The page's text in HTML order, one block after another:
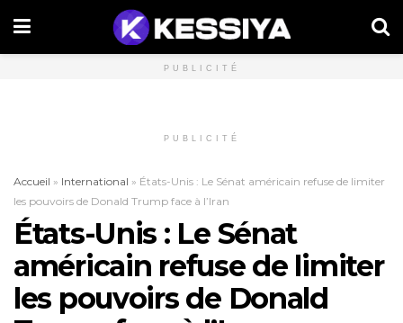
PUBLICITÉ
PUBLICITÉ
Accueil » International » États-Unis : Le Sénat américain refuse de limiter
les pouvoirs de Donald Trump face à l’Iran
États-Unis : Le Sénat
américain refuse de limiter
les pouvoirs de Donald